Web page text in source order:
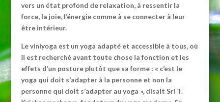
vers un état profond de relaxation, à ressentir la
force, la joie, l’énergie comme à se connecter à leur
être intérieur.
Le viniyoga est un yoga adapté et accessible à tous, où
il est recherché avant toute chose la fonction et les
effets d’un posture plutôt que sa forme : « c’est le
yoga qui doit s’adapter à la personne et non la
personne qui doit s’adapter au yoga », disait Sri T.